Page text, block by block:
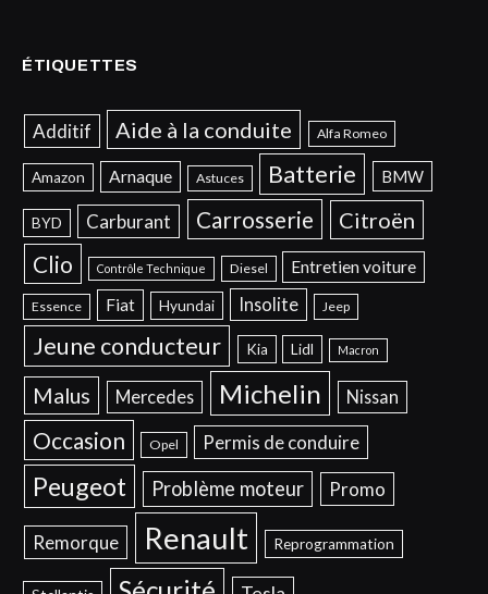
ÉTIQUETTES
Additif Aide à la conduite Alfa Romeo
Amazon Arnaque Astuces Batterie BMW
BYD Carburant Carrosserie Citroën
Clio Contrôle Technique Diesel Entretien voiture
Essence Fiat Hyundai Insolite Jeep
Jeune conducteur Kia Lidl Macron
Malus Mercedes Michelin Nissan
Occasion Opel Permis de conduire
Peugeot Problème moteur Promo
Remorque Renault Reprogrammation